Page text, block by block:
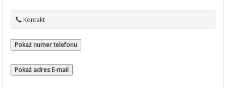
Kontakt
Pokaż numer telefonu
Pokaż adres E-mail